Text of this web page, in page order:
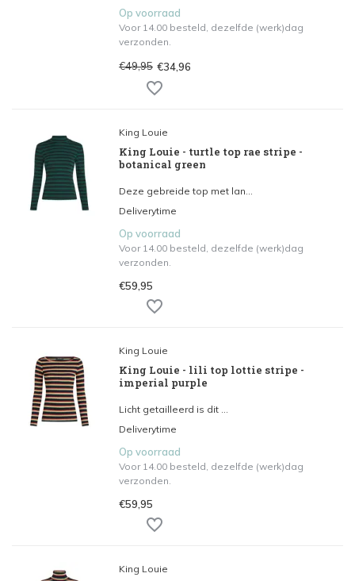
Op voorraad
Voor 14.00 besteld, dezelfde (werk)dag
verzonden.
€49,95 €34,96
King Louie
King Louie - turtle top rae stripe -
botanical green
Deze gebreide top met lan...
Deliverytime
Op voorraad
Voor 14.00 besteld, dezelfde (werk)dag
verzonden.
€59,95
King Louie
King Louie - lili top lottie stripe -
imperial purple
Licht getailleerd is dit ...
Deliverytime
Op voorraad
Voor 14.00 besteld, dezelfde (werk)dag
verzonden.
€59,95
King Louie